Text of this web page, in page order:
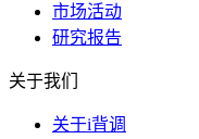
市场活动
研究报告
关于我们
关于i背调